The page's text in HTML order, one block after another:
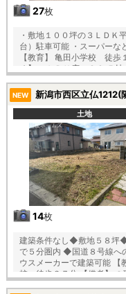
27枚
・敷地１００坪の３ＬＤＫ
台）駐車可能 ・スーパーな
【教育】 亀田小学校 徒歩１
め】 ・ＬＤＫ広々２０.５
NEW 新潟市西区立仏1212(
土地
14枚
建築条件なし◆敷地５８坪
で５分圏内 ◆国道８号線へ
ウスメーカーで建築可能 【教育】 立仏小学校 徒歩１３分 黒埼中学
校 徒歩３７分 【備考】 ＊現況渡し ＊確定測量済み ＊上下水道、都市